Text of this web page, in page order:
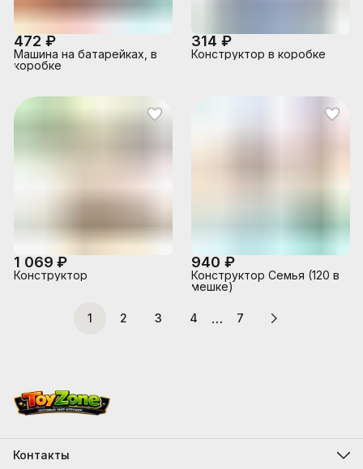
472 ₽
Машина на батарейках, в
коробке
314 ₽
Конструктор в коробке
1 069 ₽
Конструктор
940 ₽
Конструктор Семья (120 в
мешке)
1 2 3 4 … 7
Контакты